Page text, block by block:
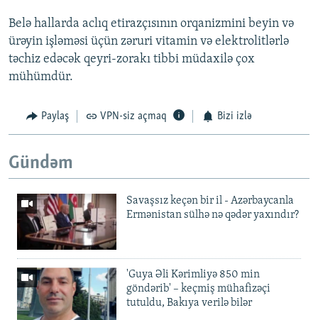
Belə hallarda aclıq etirazçısının orqanizmini beyin və
ürəyin işləməsi üçün zəruri vitamin və elektrolitlərlə
təchiz edəcək qeyri-zorakı tibbi müdaxilə çox
mühümdür.
Paylaş VPN-siz açmaq Bizi izlə
Gündəm
Savaşsız keçən bir il - Azərbaycanla
Ermənistan sülhə nə qədər yaxındır?
'Guya Əli Kərimliyə 850 min
göndərib' – keçmiş mühafizəçi
tutuldu, Bakıya verilə bilər